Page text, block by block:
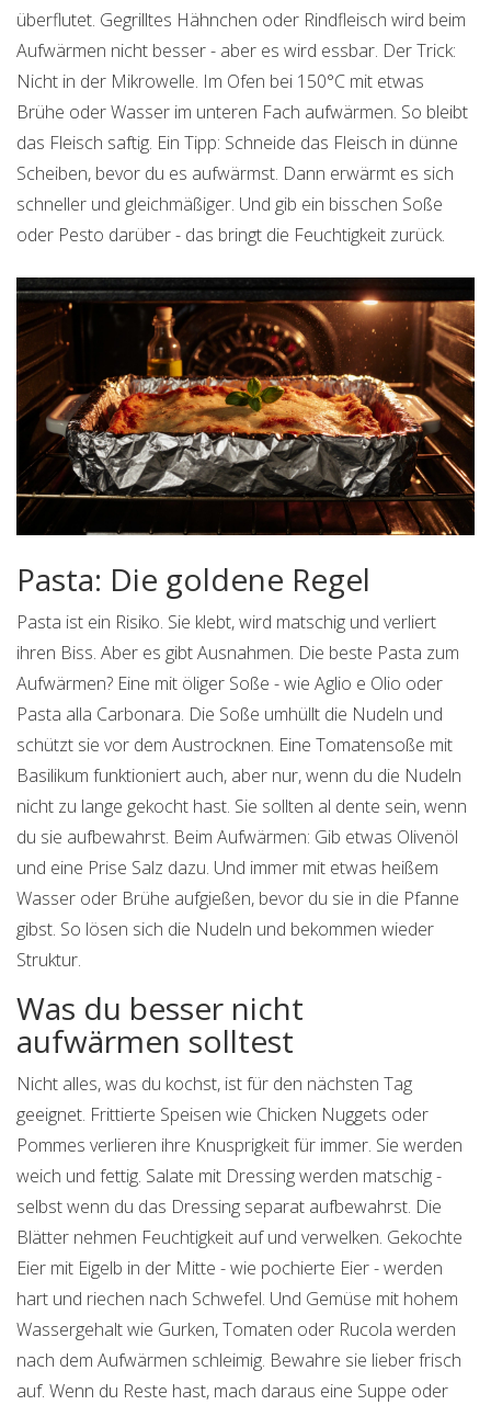
überflutet. Gegrilltes Hähnchen oder Rindfleisch wird beim
Aufwärmen nicht besser - aber es wird essbar. Der Trick:
Nicht in der Mikrowelle. Im Ofen bei 150°C mit etwas
Brühe oder Wasser im unteren Fach aufwärmen. So bleibt
das Fleisch saftig. Ein Tipp: Schneide das Fleisch in dünne
Scheiben, bevor du es aufwärmst. Dann erwärmt es sich
schneller und gleichmäßiger. Und gib ein bisschen Soße
oder Pesto darüber - das bringt die Feuchtigkeit zurück.
Pasta: Die goldene Regel
Pasta ist ein Risiko. Sie klebt, wird matschig und verliert
ihren Biss. Aber es gibt Ausnahmen. Die beste Pasta zum
Aufwärmen? Eine mit öliger Soße - wie Aglio e Olio oder
Pasta alla Carbonara. Die Soße umhüllt die Nudeln und
schützt sie vor dem Austrocknen. Eine Tomatensoße mit
Basilikum funktioniert auch, aber nur, wenn du die Nudeln
nicht zu lange gekocht hast. Sie sollten al dente sein, wenn
du sie aufbewahrst. Beim Aufwärmen: Gib etwas Olivenöl
und eine Prise Salz dazu. Und immer mit etwas heißem
Wasser oder Brühe aufgießen, bevor du sie in die Pfanne
gibst. So lösen sich die Nudeln und bekommen wieder
Struktur.
Was du besser nicht
aufwärmen solltest
Nicht alles, was du kochst, ist für den nächsten Tag
geeignet. Frittierte Speisen wie Chicken Nuggets oder
Pommes verlieren ihre Knusprigkeit für immer. Sie werden
weich und fettig. Salate mit Dressing werden matschig -
selbst wenn du das Dressing separat aufbewahrst. Die
Blätter nehmen Feuchtigkeit auf und verwelken. Gekochte
Eier mit Eigelb in der Mitte - wie pochierte Eier - werden
hart und riechen nach Schwefel. Und Gemüse mit hohem
Wassergehalt wie Gurken, Tomaten oder Rucola werden
nach dem Aufwärmen schleimig. Bewahre sie lieber frisch
auf. Wenn du Reste hast, mach daraus eine Suppe oder